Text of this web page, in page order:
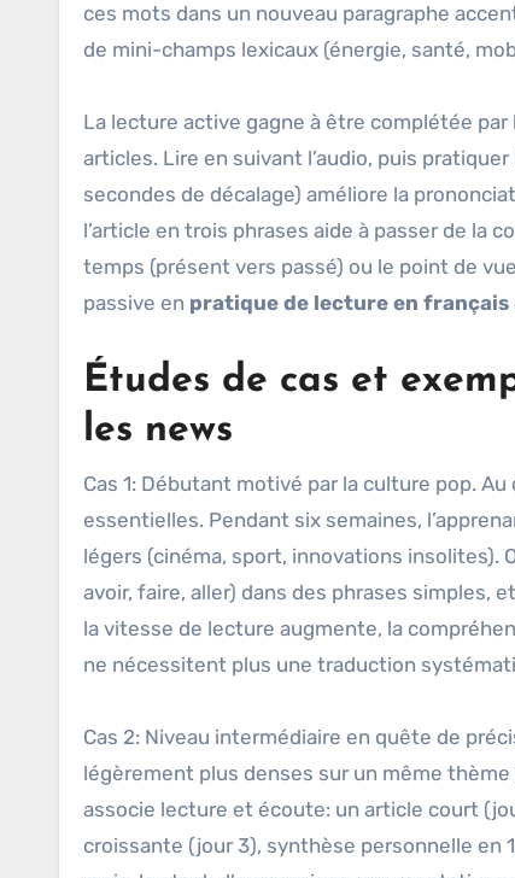
ces mots dans un nouveau paragraphe
de mini-champs lexicaux (énergie, santé,
La lecture active gagne à être complétée
articles. Lire en suivant l’audio, puis
secondes de décalage) améliore la
l’article en trois phrases aide à passer de la
temps (présent vers passé) ou le point de
passive en pratique de lecture en français
Études de cas et
les news
Cas 1: Débutant motivé par la culture pop.
essentielles. Pendant six semaines,
légers (cinéma, sport, innovations
avoir, faire, aller) dans des phrases simples,
la vitesse de lecture augmente, la
ne nécessitent plus une traduction
Cas 2: Niveau intermédiaire en quête de
légèrement plus denses sur un même
associe lecture et écoute: un article court
croissante (jour 3), synthèse personnelle en